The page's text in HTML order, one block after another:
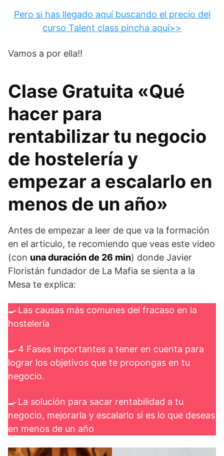
Pero si has llegado aquí buscando el precio del
curso Talent class pincha aquí>>
Vamos a por ella!!
Clase Gratuita «Qué
hacer para
rentabilizar tu negocio
de hostelería y
empezar a escalarlo en
menos de un año»
Antes de empezar a leer de que va la formación
en el articulo, te recomiendo que veas este video
(con una duración de 26 min) donde Javier
Floristán fundador de La Mafia se sienta a la
Mesa te explica:
🍳 Las causas más comunes del fracaso en la
hostelería
🍳 4 Fases importantes a tener en cuenta para
lograr los objetivos que te propongas en tu
negocio.
🍳 La solución para sacar rentabilidad a tu
negocio, mejorarla y escalarlo si es lo que deseas
en menos de un año